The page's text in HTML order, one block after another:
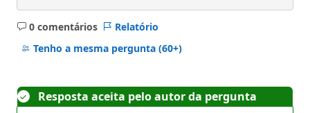
0 comentários
Sem
comentários
Relatório
Tenho a mesma pergunta (60+)
Resposta aceita pelo autor da pergunta